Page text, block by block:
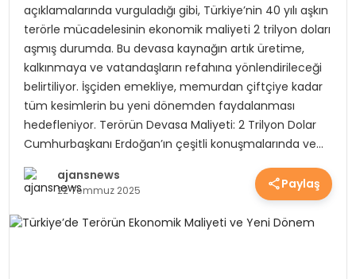
YEREL HABERLER
EKONOMİ
EĞİTİM
açıklamalarında vurguladığı gibi, Türkiye’nin 40 yılı aşkın
terörle mücadelesinin ekonomik maliyeti 2 trilyon doları
aşmış durumda. Bu devasa kaynağın artık üretime,
kalkınmaya ve vatandaşların refahına yönlendirileceği
belirtiliyor. İşçiden emekliye, memurdan çiftçiye kadar
tüm kesimlerin bu yeni dönemden faydalanması
hedefleniyor. Terörün Devasa Maliyeti: 2 Trilyon Dolar
Cumhurbaşkanı Erdoğan’ın çeşitli konuşmalarında ve…
ajansnews
22 Temmuz 2025 Paylaş